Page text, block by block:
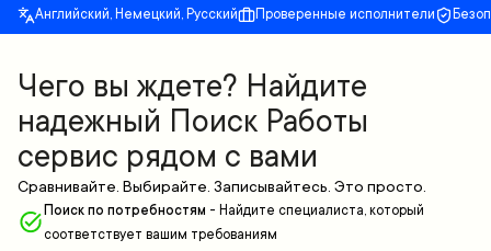
Английский, Немецкий, Русский Проверенные исполнители
Чего вы ждете? Найдите
надежный Поиск Работы
сервис рядом с вами
Сравнивайте. Выбирайте. Записывайтесь. Это просто.
Поиск по потребностям - Найдите специалиста, который
соответствует вашим требованиям